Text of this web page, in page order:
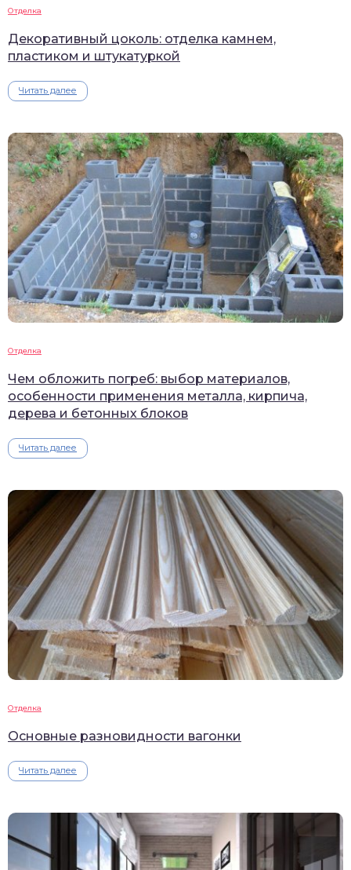
Отделка
Декоративный цоколь: отделка камнем,
пластиком и штукатуркой
Читать далее
Отделка
Чем обложить погреб: выбор материалов,
особенности применения металла, кирпича,
дерева и бетонных блоков
Читать далее
Отделка
Основные разновидности вагонки
Читать далее